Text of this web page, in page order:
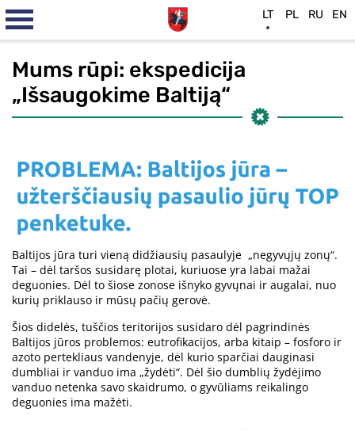
Mums rūpi: ekspedicija
„Išsaugokime Baltiją“
Baltijos jūra turi vieną didžiausių pasaulyje „negyvųjų zonų“.
Tai – dėl taršos susidarę plotai, kuriuose yra labai mažai
deguonies. Dėl to šiose zonose išnyko gyvųnai ir augalai, nuo
kurių priklauso ir mūsų pačių gerovė.
Šios didelės, tuščios teritorijos susidaro dėl pagrindinės
Baltijos jūros problemos: eutrofikacijos, arba kitaip – fosforo ir
azoto pertekliaus vandenyje, dėl kurio sparčiai dauginasi
dumbliai ir vanduo ima „žydėti“. Dėl šio dumblių žydėjimo
vanduo netenka savo skaidrumo, o gyvūliams reikalingo
deguonies ima mažėti.
LT PL RU EN